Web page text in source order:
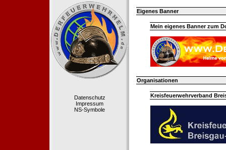
Datenschutz
Impressum
NS-Symbole
Eigenes Banner
Mein eigenes Banner zum
Organisationen
Kreisfeuerwehrverband